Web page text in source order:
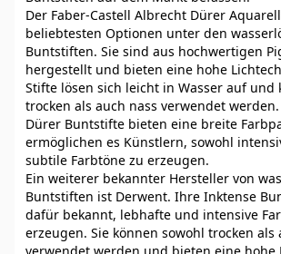
Der Faber-Castell Albrecht Dürer
beliebtesten Optionen unter den
Buntstiften. Sie sind aus hochwertigen
hergestellt und bieten eine hohe
Stifte lösen sich leicht in Wasser auf und
trocken als auch nass verwendet
Dürer Buntstifte bieten eine breite
ermöglichen es Künstlern, sowohl
subtile Farbtöne zu erzeugen.
Ein weiterer bekannter Hersteller von
Buntstiften ist Derwent. Ihre Inktense
dafür bekannt, lebhafte und intensive
erzeugen. Sie können sowohl trocken als